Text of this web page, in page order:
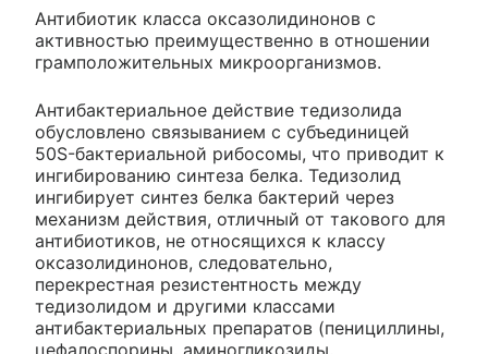
Антибиотик класса оксазолидинонов с
активностью преимущественно в отношении
грамположительных микроорганизмов.
Антибактериальное действие тедизолида
обусловлено связыванием с субъединицей
50S-бактериальной рибосомы, что приводит к
ингибированию синтеза белка. Тедизолид
ингибирует синтез белка бактерий через
механизм действия, отличный от такового для
антибиотиков, не относящихся к классу
оксазолидинонов, следовательно,
перекрестная резистентность между
тедизолидом и другими классами
антибактериальных препаратов (пенициллины,